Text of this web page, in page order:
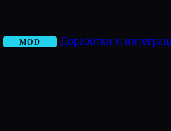
MOD Доработки и